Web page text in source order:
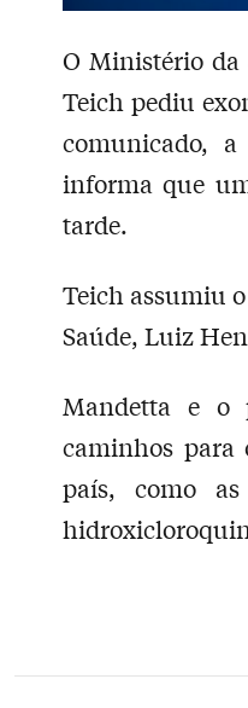
O Ministério da
Teich pediu
comunicado,
informa que
tarde.
Teich assumiu
Saúde, Luiz
Mandetta e o
caminhos para
país, como